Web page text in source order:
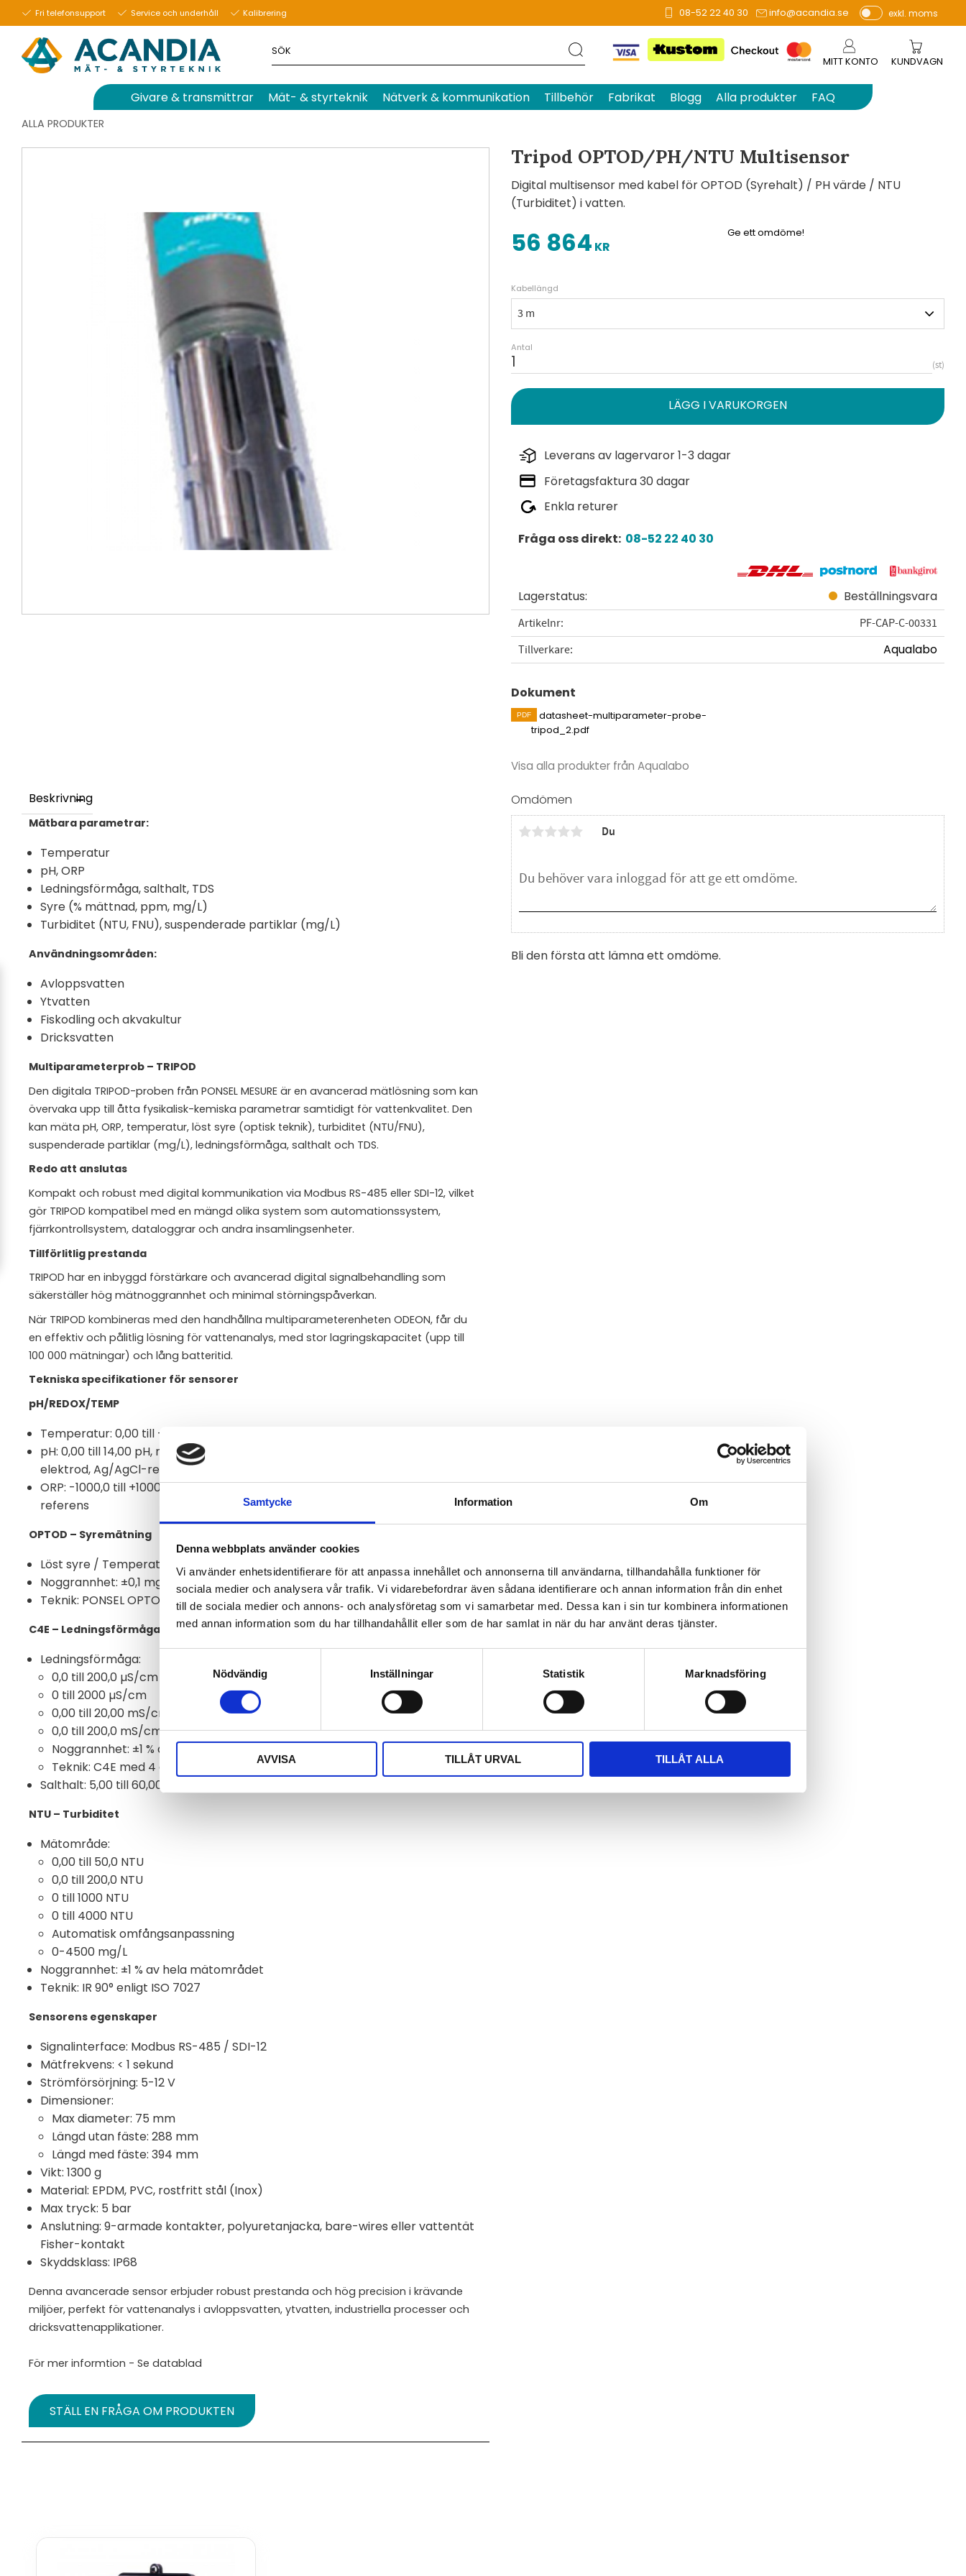
Samtycke Information Om
Denna webbplats använder cookies
Vi använder enhetsidentifierare för att anpassa innehållet och annonserna till användarna, tillhandahålla funktioner för
sociala medier och analysera vår trafik. Vi vidarebefordrar även sådana identifierare och annan information från din enhet
till de sociala medier och annons- och analysföretag som vi samarbetar med. Dessa kan i sin tur kombinera informationen
med annan information som du har tillhandahållit eller som de har samlat in när du har använt deras tjänster.
Nödvändig
Inställningar Statistik Marknadsföring
AVVISA TILLÅT URVAL TILLÅT ALLA
Fri telefonsupport Service och underhåll Kalibrering 08-52 22 40 30 info@acandia.se
P
e
r
vi
exkl. moms
MITT KONTO KUNDVAGN
Givare & transmittrar Mät- & styrteknik Nätverk & kommunikation Tillbehör Fabrikat Blogg Alla produkter FAQ
ALLA PRODUKTER
Tripod OPTOD/PH/NTU Multisensor
Digital multisensor med kabel för OPTOD (Syrehalt) / PH värde / NTU
(Turbiditet) i vatten.
56 864 KR
Kabellängd
Antal
st
Leverans av lagervaror 1-3 dagar
Företagsfaktura 30 dagar
Enkla returer
Fråga oss direkt: 08-52 22 40 30
Lagerstatus Beställningsvara
Artikelnr
PF-CAP-C-00331
Tillverkare
Aqualabo
Dokument
datasheet-multiparameter-probe-
tripod_2.pdf
Visa alla produkter från Aqualabo
Ge ett omdöme!
Beskrivning
Mätbara parametrar:
Temperatur
pH, ORP
Ledningsförmåga, salthalt, TDS
Syre (% mättnad, ppm, mg/L)
Turbiditet (NTU, FNU), suspenderade partiklar (mg/L)
Användningsområden:
Avloppsvatten
Ytvatten
Fiskodling och akvakultur
Dricksvatten
Multiparameterprob – TRIPOD
Den digitala TRIPOD-proben från PONSEL MESURE är en avancerad mätlösning som kan
övervaka upp till åtta fysikalisk-kemiska parametrar samtidigt för vattenkvalitet. Den
kan mäta pH, ORP, temperatur, löst syre (optisk teknik), turbiditet (NTU/FNU),
suspenderade partiklar (mg/L), ledningsförmåga, salthalt och TDS.
Redo att anslutas
Kompakt och robust med digital kommunikation via Modbus RS-485 eller SDI-12, vilket
gör TRIPOD kompatibel med en mängd olika system som automationssystem,
fjärrkontrollsystem, dataloggrar och andra insamlingsenheter.
Tillförlitlig prestanda
TRIPOD har en inbyggd förstärkare och avancerad digital signalbehandling som
säkerställer hög mätnoggrannhet och minimal störningspåverkan.
När TRIPOD kombineras med den handhållna multiparameterenheten ODEON, får du
en effektiv och pålitlig lösning för vattenanalys, med stor lagringskapacitet (upp till
100 000 mätningar) och lång batteritid.
Tekniska specifikationer för sensorer
pH/REDOX/TEMP
Temperatur: 0,00 till +50,00 °C, noggrannhet ±0,1 °C, NTC Inox
pH: 0,00 till 14,00 pH, noggrannhet ±0,1, plastbelagd PONSEL "PLASTOGEL"®-
elektrod, Ag/AgCl-referens
ORP: -1000,0 till +1000,0 mV, noggrannhet ±2 mV, platinaelektrod, Ag/AgCl-
referens
OPTOD – Syremätning
Löst syre / Temperatur: 0,00 till 20,00 mg/L, 0,0 till 200,0 % mättnad
Noggrannhet: ±0,1 mg/L, ±1 %
Teknik: PONSEL OPTOD, optisk luminescensteknik enligt ASTM D888-05
C4E – Ledningsförmåga och Salthalt
Ledningsförmåga:
0,0 till 200,0 µS/cm
0 till 2000 µS/cm
0,00 till 20,00 mS/cm
0,0 till 200,0 mS/cm
Noggrannhet: ±1 % av hela mätområdet
Teknik: C4E med 4 elektroder (2 platina och 2 grafit)
Salthalt: 5,00 till 60,00 ppt, noggrannhet ±0,5 % av hela mätområdet
NTU – Turbiditet
Mätområde:
0,00 till 50,0 NTU
0,0 till 200,0 NTU
0 till 1000 NTU
0 till 4000 NTU
Automatisk omfångsanpassning
0-4500 mg/L
Noggrannhet: ±1 % av hela mätområdet
Teknik: IR 90° enligt ISO 7027
Sensorens egenskaper
Signalinterface: Modbus RS-485 / SDI-12
Mätfrekvens: < 1 sekund
Strömförsörjning: 5-12 V
Dimensioner:
Max diameter: 75 mm
Längd utan fäste: 288 mm
Längd med fäste: 394 mm
Vikt: 1300 g
Material: EPDM, PVC, rostfritt stål (Inox)
Max tryck: 5 bar
Anslutning: 9-armade kontakter, polyuretanjacka, bare-wires eller vattentät
Fisher-kontakt
Skyddsklass: IP68
Denna avancerade sensor erbjuder robust prestanda och hög precision i krävande
miljöer, perfekt för vattenanalys i avloppsvatten, ytvatten, industriella processer och
dricksvattenapplikationer.
För mer informtion - Se datablad
STÄLL EN FRÅGA OM PRODUKTEN
Omdömen
Baserat på 0 betyg.
Du
Bli den första att lämna ett omdöme.